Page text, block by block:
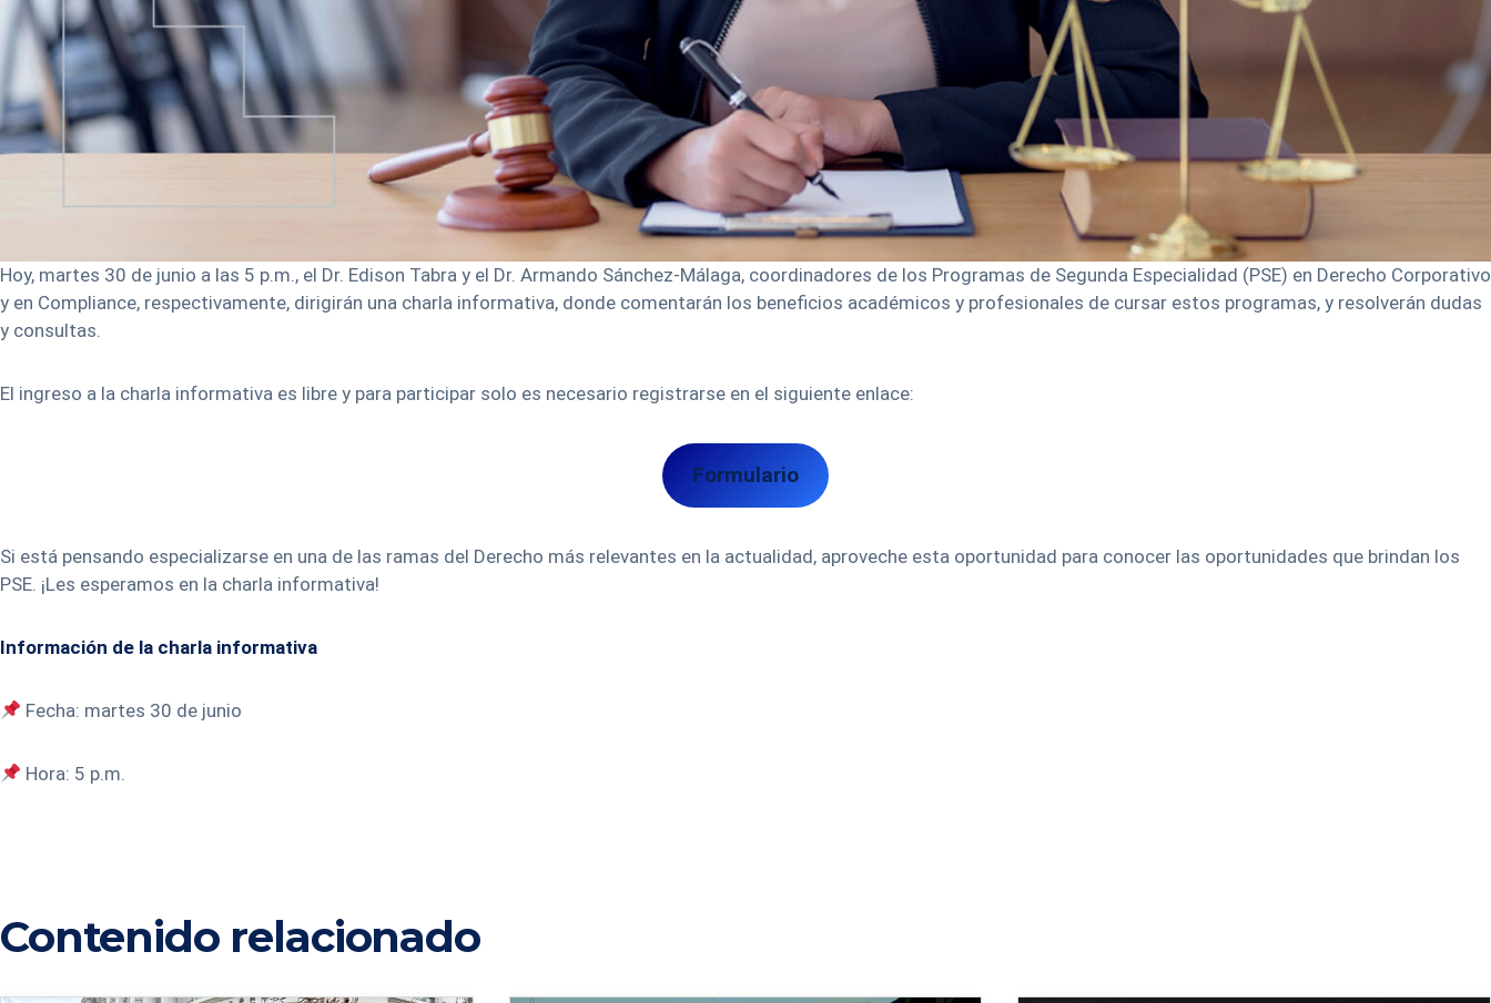
Hoy, martes 30 de junio a las 5 p.m., el Dr. Edison Tabra y el Dr. Armando Sánchez-Málaga, coordinadores de los Programas de Segunda Especialidad (PSE) en Derecho Corporativo
y en Compliance, respectivamente, dirigirán una charla informativa, donde comentarán los beneficios académicos y profesionales de cursar estos programas, y resolverán dudas
y consultas.
El ingreso a la charla informativa es libre y para participar solo es necesario registrarse en el siguiente enlace:
Formulario
Si está pensando especializarse en una de las ramas del Derecho más relevantes en la actualidad, aproveche esta oportunidad para conocer las oportunidades que brindan los
PSE. ¡Les esperamos en la charla informativa!
Información de la charla informativa
Fecha: martes 30 de junio
Hora: 5 p.m.
Contenido relacionado